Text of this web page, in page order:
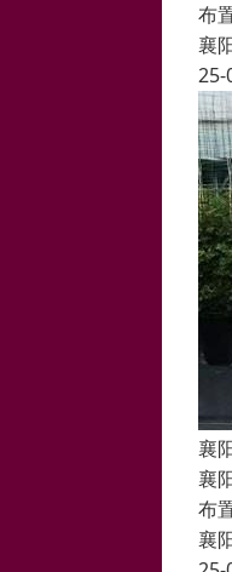
布
襄
25-
襄
襄
布
襄